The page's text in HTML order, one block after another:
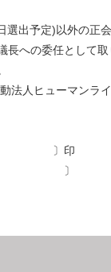
予定)以外の正
への委任として取
法人ヒューマンラ
印
〕